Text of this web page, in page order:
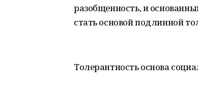
разобщенность, и
стать основой подлинной
Толерантность основа